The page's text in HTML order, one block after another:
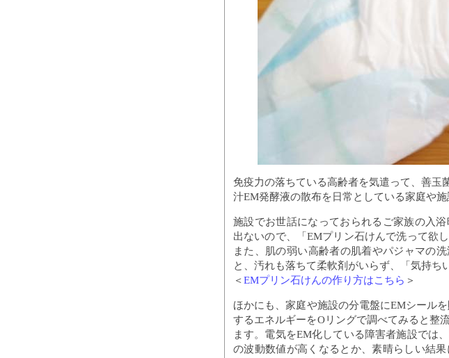
免疫力の落ちている高齢者を気遣って、善玉
汁EM発酵液の散布を日常としている家庭や施
施設でお世話になっておられるご家族の入
出ないので、「EMプリン石けんで洗って欲
また、肌の弱い高齢者の肌着やパジャマの
と、汚れも落ちて柔軟剤がいらず、「気持ち
＜EMプリン石けんの作り方はこちら ＞
ほかにも、家庭や施設の分電盤にEMシール
するエネルギーをOリングで調べてみると整
ます。電気をEM化している障害者施設では
の波動数値が高くなるとか、素晴らしい結